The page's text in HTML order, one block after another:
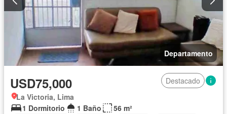
Departamento
USD75,000
Destacado
La Victoria, Lima
1 Dormitorio
1 Baño
56 m²